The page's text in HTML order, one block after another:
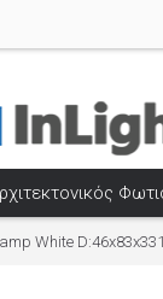
White